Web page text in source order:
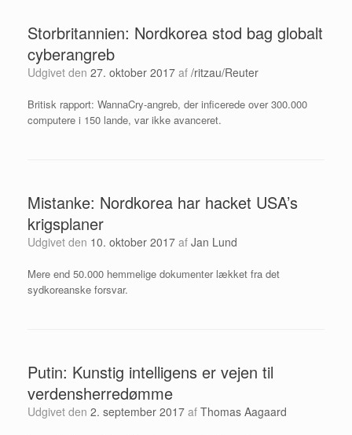
Storbritannien: Nordkorea stod bag globalt
cyberangreb
Udgivet den 27. oktober 2017 af /ritzau/Reuter
Britisk rapport: WannaCry-angreb, der inficerede over 300.000
computere i 150 lande, var ikke avanceret.
Mistanke: Nordkorea har hacket USA’s
krigsplaner
Udgivet den 10. oktober 2017 af Jan Lund
Mere end 50.000 hemmelige dokumenter lækket fra det
sydkoreanske forsvar.
Putin: Kunstig intelligens er vejen til
verdensherredømme
Udgivet den 2. september 2017 af Thomas Aagaard